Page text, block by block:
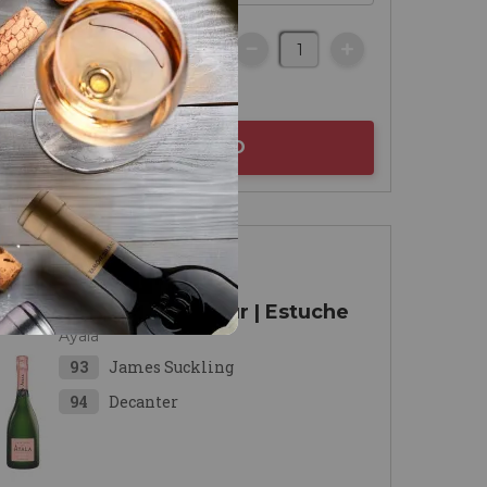
AÑADIR AL CARRITO
Champagne
Ayala Rosé Majeur | Estuche
Ayala
93
James Suckling
94
Decanter